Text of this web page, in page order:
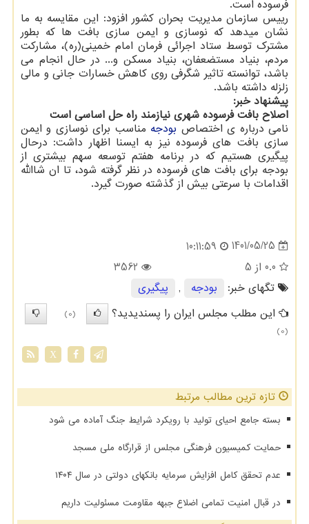
فرسوده است.
رییس سازمان مدیریت بحران کشور افزود: این مقایسه به ما
نشان میدهد که نوسازی و ایمن سازی بافت ها که بطور
مشترک توسط ستاد اجرائی فرمان امام خمینی(ره)، مشارکت
مردم، بنیاد مستضعفان، بنیاد مسکن و... در حال انجام می
باشد، توانسته تاثیر شگرفی روی کاهش خسارات جانی و مالی
زلزله داشته باشد.
پیشنهاد خبر:
اصلاح بافت فرسوده شهری نیازمند راه حل اساسی است
نامی درباره ی اختصاص بودجه مناسب برای نوسازی و ایمن
سازی بافت های فرسوده نیز به ایسنا اظهار داشت: درحال
پیگیری هستیم که در برنامه هفتم توسعه سهم بیشتری از
بودجه برای بافت های فرسوده در نظر گرفته شود، تا ان شاالله
اقدامات با سرعتی بیش از گذشته صورت گیرد.
1401/05/25
10:11:59
0.0 از 5
3562
تگهای خبر:
بودجه ,
پیگیری
این مطلب مجلس ایران را پسندیدید؟
(0)
(0)
X
تازه ترین مطالب مرتبط
بسته جامع احیای تولید با رویکرد شرایط جنگ آماده می شود
حمایت کمیسیون فرهنگی مجلس از قرارگاه ملی مسجد
عدم تحقق کامل افزایش سرمایه بانکهای دولتی در سال ۱۴۰۴
در قبال امنیت تمامی اضلاع جبهه مقاومت مسئولیت داریم